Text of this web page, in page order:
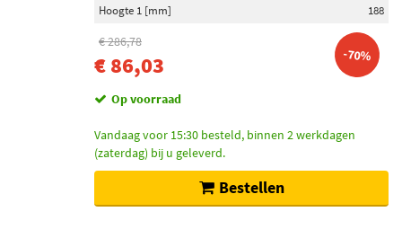
Hoogte 1 [mm] 188
€ 286,78
€ 86,03 -70%
Op voorraad
Vandaag voor 15:30 besteld, binnen 2 werkdagen
(zaterdag) bij u geleverd.
Bestellen